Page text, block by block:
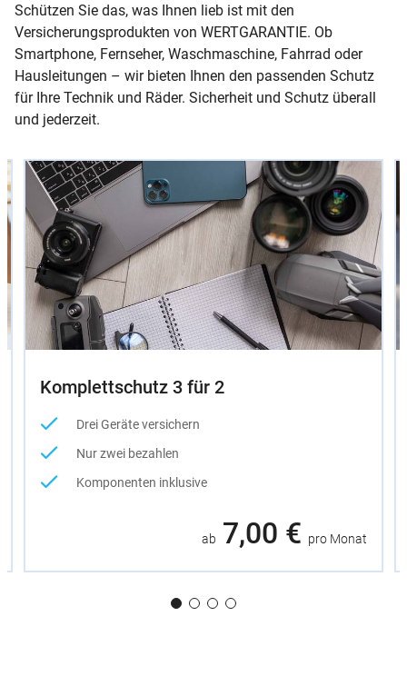
Schützen Sie das, was Ihnen lieb ist mit den
Versicherungsprodukten von WERTGARANTIE. Ob
Smartphone, Fernseher, Waschmaschine, Fahrrad oder
Hausleitungen – wir bieten Ihnen den passenden Schutz
für Ihre Technik und Räder. Sicherheit und Schutz überall
und jederzeit.
Slider
Instructions
Komplettschutz 3 für 2
Drei Geräte versichern
Nur zwei bezahlen
Komponenten inklusive
ab 7,00 € pro Monat